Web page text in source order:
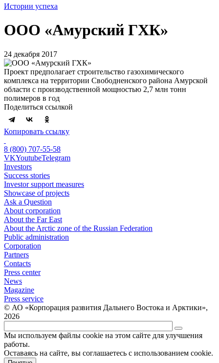
Истории успеха
ООО «Амурский ГХК»
24 декабря 2017
Проект предполагает строительство газохимического
комплекса на территории Свободненского района Амурской
области с производственной мощностью 2,7 млн тонн
полимеров в год
Поделиться ссылкой
Копировать ссылку
8 (800) 707-55-58
VKYoutubeTelegram
Investors
Success stories
Investor support measures
Showcase of projects
Ask a Question
About corporation
About the Far East
About the Arctic zone of the Russian Federation
Public administration
Corporation
Partners
Contacts
Press center
News
Magazine
Press service
© АО «Корпорация развития Дальнего Востока и Арктики»,
2026
Мы используем файлы cookie на этом сайте для улучшения
работы.
Оставаясь на сайте, вы соглашаетесь с использованием cookie.